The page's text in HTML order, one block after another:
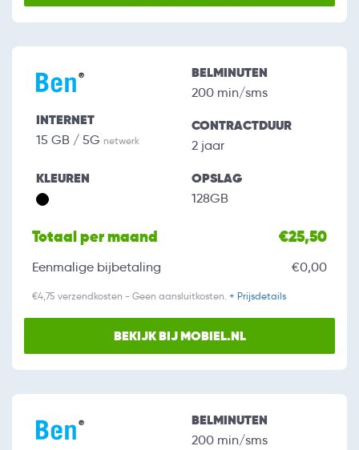
INTERNET
15 GB / 5G netwerk
BELMINUTEN
200 min/sms
CONTRACTDUUR
2 jaar
KLEUREN OPSLAG
128GB
Totaal per maand €25,50
Eenmalige bijbetaling €0,00
€4,75 verzendkosten - Geen aansluitkosten. + Prijsdetails
BEKIJK BIJ MOBIEL.NL
BELMINUTEN
200 min/sms